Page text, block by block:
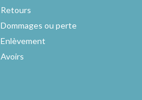
Retours
Dommages ou perte
Enlèvement
Avoirs